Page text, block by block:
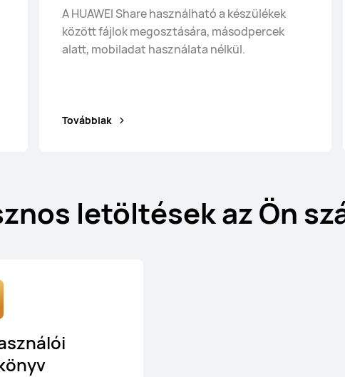
A HUAWEI Share használható a készülékek
között fájlok megosztására, másodpercek
alatt, mobiladat használata nélkül.
Továbbiak
letöltések az Ön